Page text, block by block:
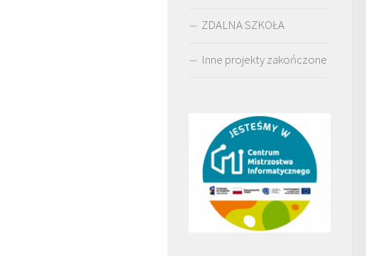
ZDALNA SZKOŁA
Inne projekty zakończone